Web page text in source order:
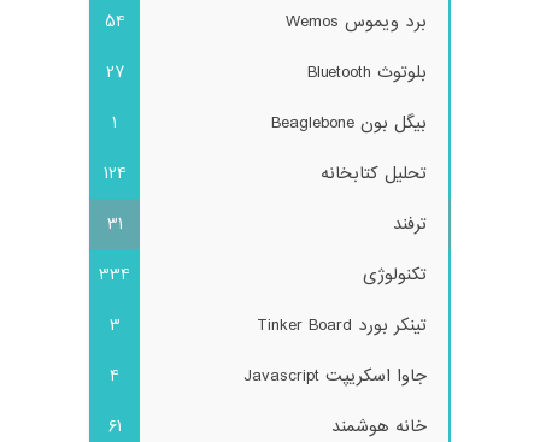
برد ویموس Wemos
54
بلوتوث Bluetooth
27
بیگل بون Beaglebone
1
تحلیل کتابخانه
124
ترفند
31
تکنولوژی
334
تینکر بورد Tinker Board
3
جاوا اسکریپت Javascript
4
خانه هوشمند
61